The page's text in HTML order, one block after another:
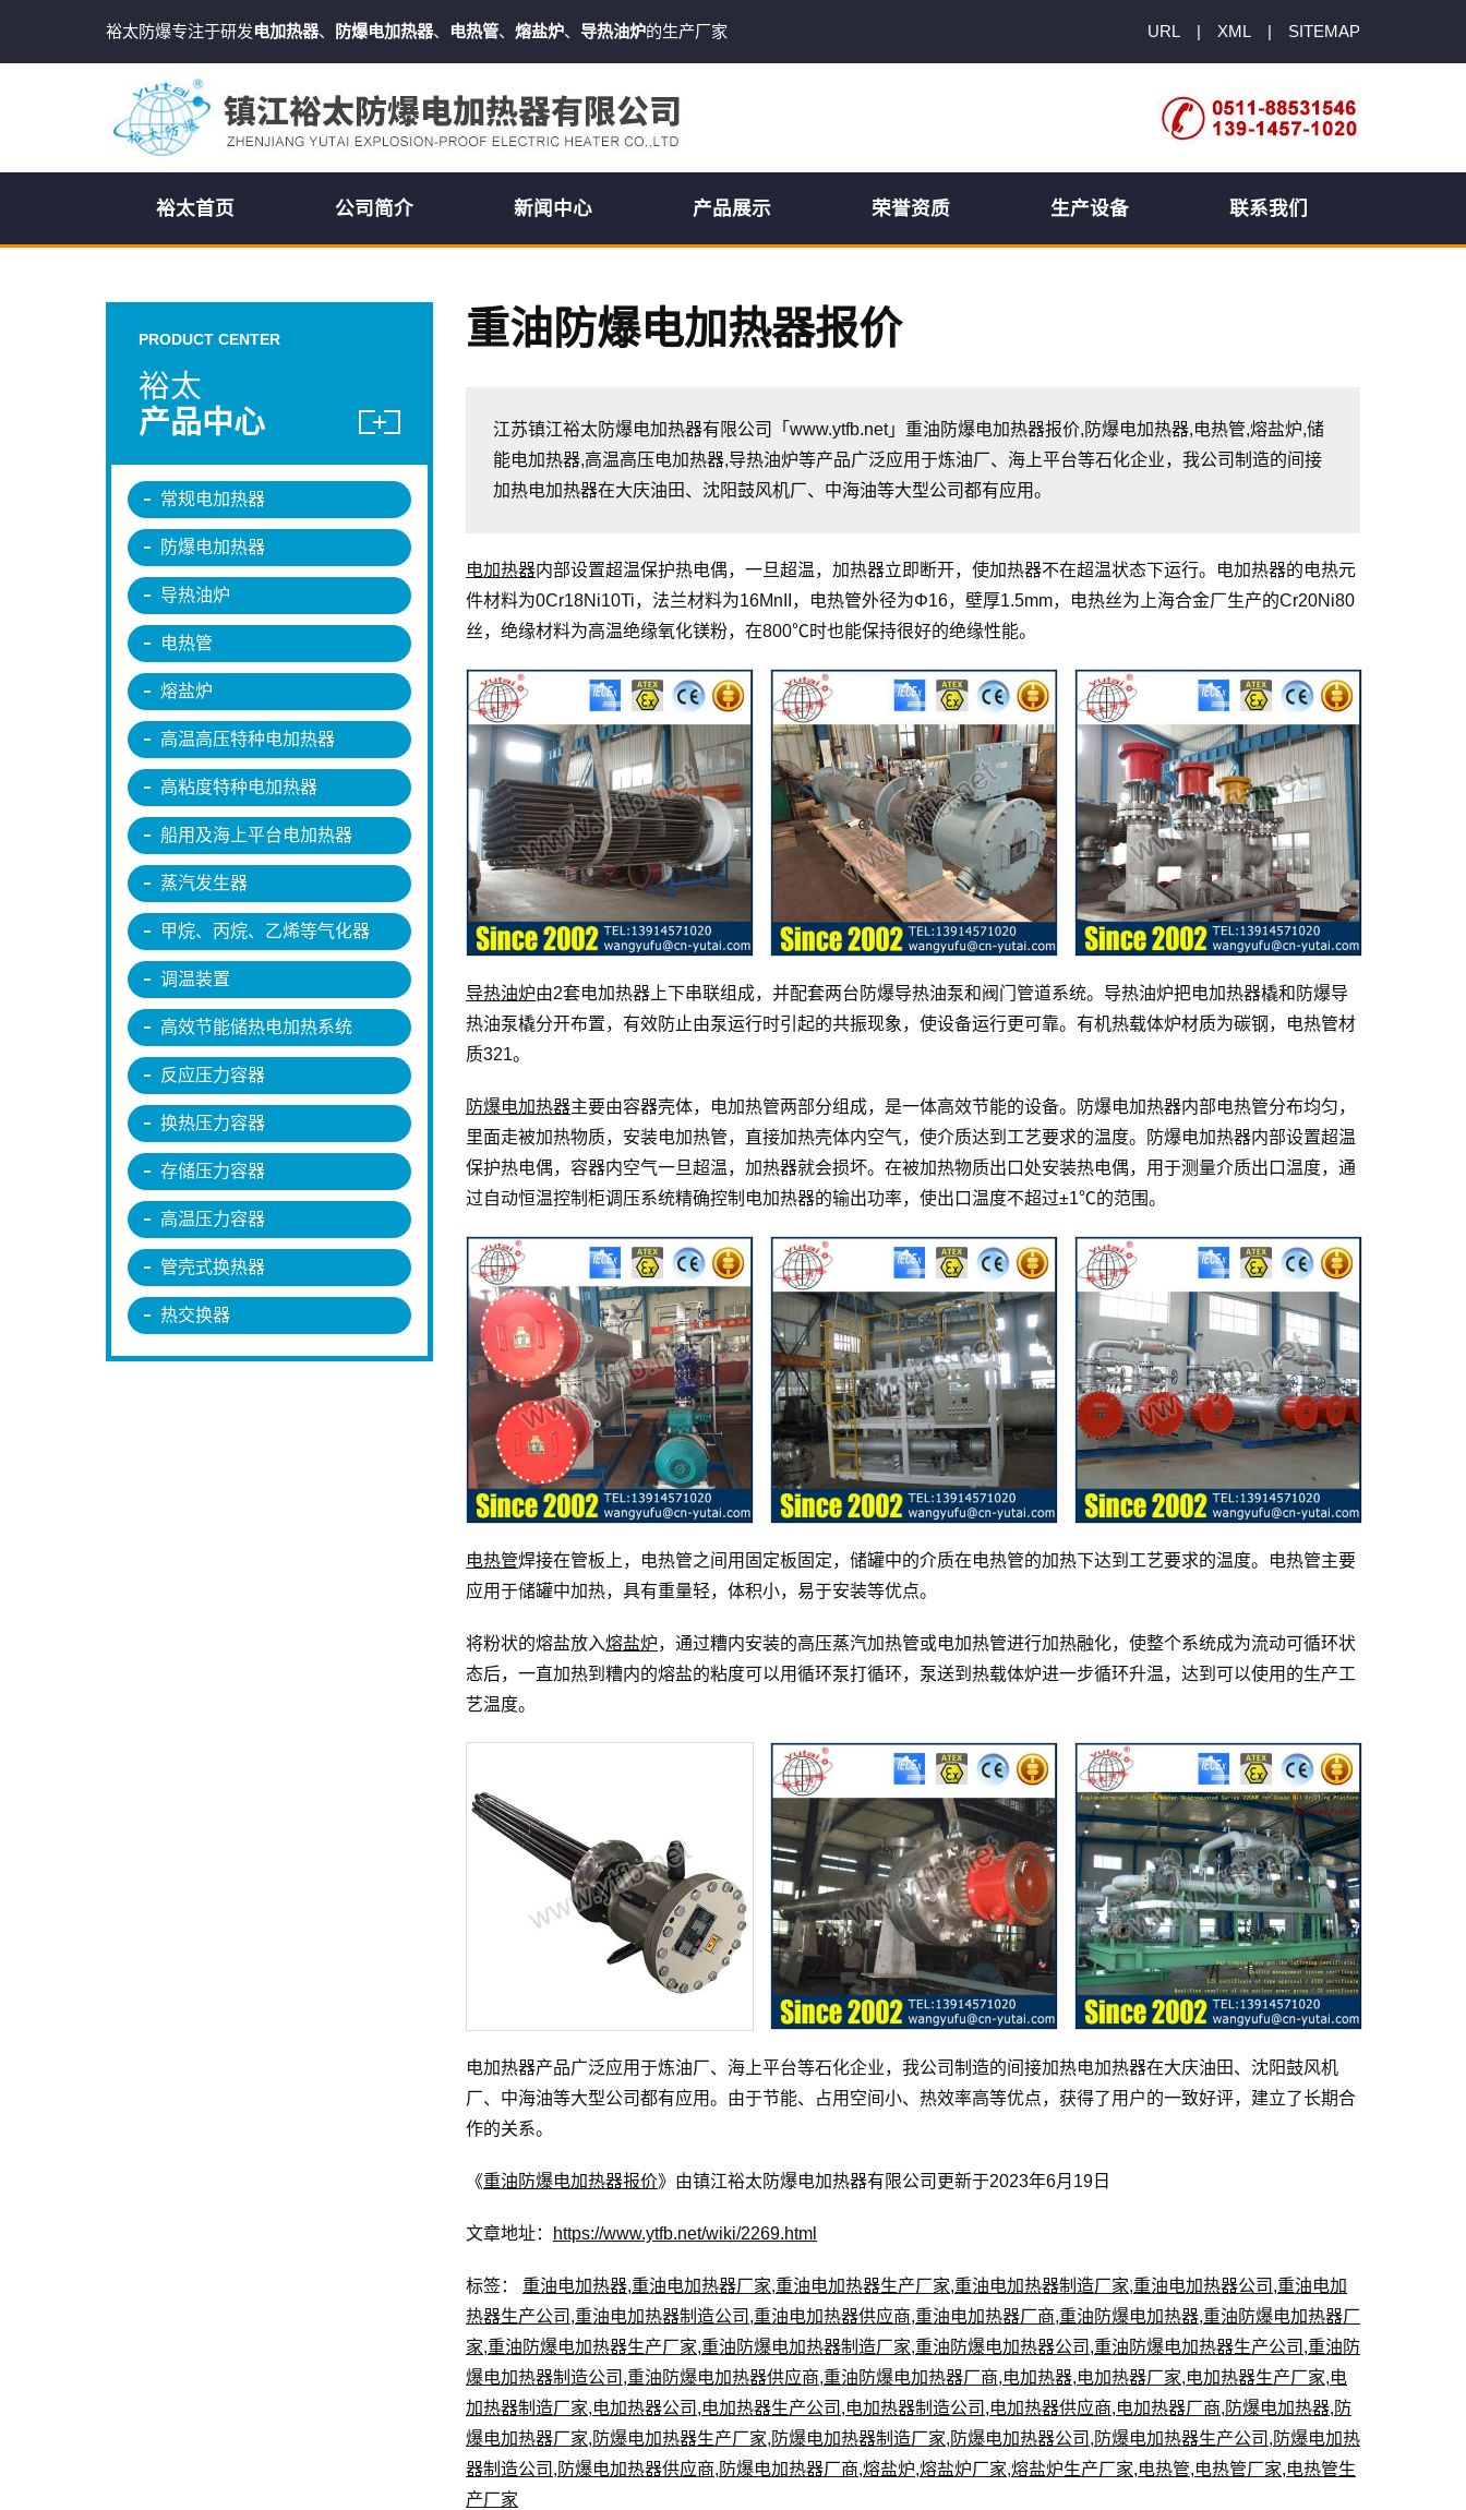
裕太防爆专注于研发电加热器、 防爆电加热器、 电热管、 熔盐炉、 导热油炉的生产厂家 URL | XML | SITEMAP
裕太首页 公司简介 新闻中心 产品展示 荣誉资质 生产设备 联系我们
重油防爆电加热器报价
江苏镇江裕太防爆电加热器有限公司「www.ytfb.net」重油防爆电加热器报价,防爆电加热器,电热管,熔盐炉,储
能电加热器,高温高压电加热器,导热油炉等产品广泛应用于炼油厂、海上平台等石化企业，我公司制造的间接
加热电加热器在大庆油田、沈阳鼓风机厂、中海油等大型公司都有应用。
电加热器内部设置超温保护热电偶，一旦超温，加热器立即断开，使加热器不在超温状态下运行。电加热器的电热元
件材料为0Cr18Ni10Ti，法兰材料为16MnII，电热管外径为Φ16，壁厚1.5mm，电热丝为上海合金厂生产的Cr20Ni80
丝，绝缘材料为高温绝缘氧化镁粉，在800℃时也能保持很好的绝缘性能。
导热油炉由2套电加热器上下串联组成，并配套两台防爆导热油泵和阀门管道系统。导热油炉把电加热器橇和防爆导
热油泵橇分开布置，有效防止由泵运行时引起的共振现象，使设备运行更可靠。有机热载体炉材质为碳钢，电热管材
质321。
防爆电加热器主要由容器壳体，电加热管两部分组成，是一体高效节能的设备。防爆电加热器内部电热管分布均匀，
里面走被加热物质，安装电加热管，直接加热壳体内空气，使介质达到工艺要求的温度。防爆电加热器内部设置超温
保护热电偶，容器内空气一旦超温，加热器就会损坏。在被加热物质出口处安装热电偶，用于测量介质出口温度，通
过自动恒温控制柜调压系统精确控制电加热器的输出功率，使出口温度不超过±1℃的范围。
电热管焊接在管板上，电热管之间用固定板固定，储罐中的介质在电热管的加热下达到工艺要求的温度。电热管主要
应用于储罐中加热，具有重量轻，体积小，易于安装等优点。
将粉状的熔盐放入熔盐炉，通过糟内安装的高压蒸汽加热管或电加热管进行加热融化，使整个系统成为流动可循环状
态后，一直加热到糟内的熔盐的粘度可以用循环泵打循环，泵送到热载体炉进一步循环升温，达到可以使用的生产工
艺温度。
电加热器产品广泛应用于炼油厂、海上平台等石化企业，我公司制造的间接加热电加热器在大庆油田、沈阳鼓风机
厂、中海油等大型公司都有应用。由于节能、占用空间小、热效率高等优点，获得了用户的一致好评，建立了长期合
作的关系。
《重油防爆电加热器报价》由镇江裕太防爆电加热器有限公司更新于2023年6月19日
文章地址： https://www.ytfb.net/wiki/2269.html
标签： 重油电加热器,重油电加热器厂家,重油电加热器生产厂家,重油电加热器制造厂家,重油电加热器公司 ,重油电加
热器生产公司 ,重油电加热器制造公司 ,重油电加热器供应商,重油电加热器厂商,重油防爆电加热器,重油防爆电加热器厂
家,重油防爆电加热器生产厂家,重油防爆电加热器制造厂家,重油防爆电加热器公司 ,重油防爆电加热器生产公司 ,重油防
爆电加热器制造公司 ,重油防爆电加热器供应商,重油防爆电加热器厂商,电加热器,电加热器厂家,电加热器生产厂家,电
加热器制造厂家,电加热器公司 ,电加热器生产公司 ,电加热器制造公司 ,电加热器供应商,电加热器厂商, 防爆电加热器, 防
爆电加热器厂家, 防爆电加热器生产厂家, 防爆电加热器制造厂家, 防爆电加热器公司 , 防爆电加热器生产公司 , 防爆电加热
器制造公司 , 防爆电加热器供应商, 防爆电加热器厂商,熔盐炉,熔盐炉厂家,熔盐炉生产厂家,电热管,电热管厂家,电热管生
产厂家
PRODUCT CENTER
裕太
产品中心
常规电加热器
防爆电加热器
导热油炉
电热管
熔盐炉
高温高压特种电加热器
高粘度特种电加热器
船用及海上平台电加热器
蒸汽发生器
甲烷、丙烷、乙烯等气化器
调温装置
高效节能储热电加热系统
反应压力容器
换热压力容器
存储压力容器
高温压力容器
管壳式换热器
热交换器